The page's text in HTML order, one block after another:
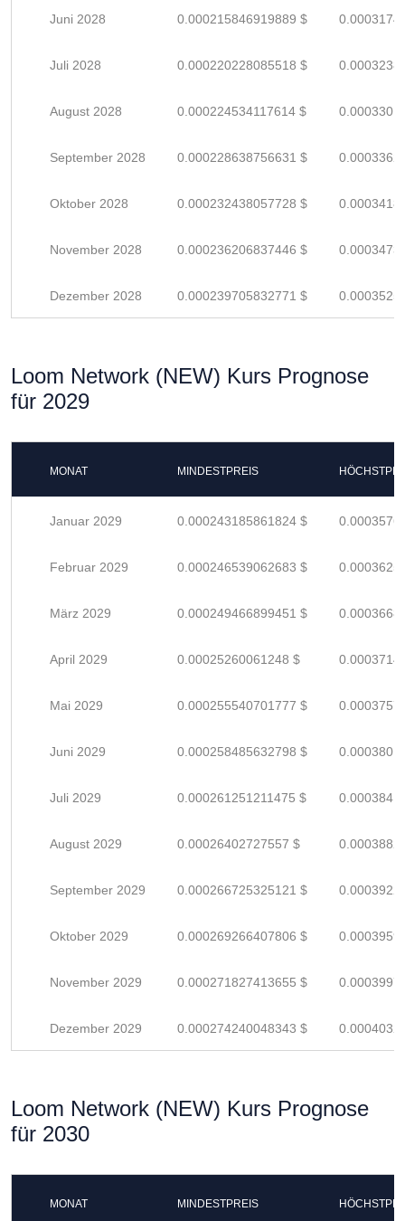
Juni 2028 0.000215846919889 $
Juli 2028 0.000220228085518 $
August 2028 0.000224534117614 $
September 2028 0.000228638756631 $
Oktober 2028 0.000232438057728 $
November 2028 0.000236206837446 $
Dezember 2028 0.000239705832771 $
Loom Network (NEW) Kurs Prognose
für 2029
MONAT MINDESTPREIS
Januar 2029 0.000243185861824 $
Februar 2029 0.000246539062683 $
März 2029 0.000249466899451 $
April 2029 0.00025260061248 $
Mai 2029 0.000255540701777 $
Juni 2029 0.000258485632798 $
Juli 2029 0.000261251211475 $
August 2029 0.00026402727557 $
September 2029 0.000266725325121 $
Oktober 2029 0.000269266407806 $
November 2029 0.000271827413655 $
Dezember 2029 0.000274240048343 $
Loom Network (NEW) Kurs Prognose
für 2030
MONAT MINDESTPREIS